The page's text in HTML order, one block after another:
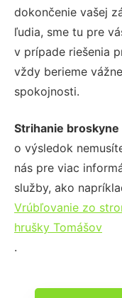
dokončenie vašej
ľudia, sme tu pre
v prípade riešenia
vždy berieme
spokojnosti.
Strihanie
o výsledok
nás pre viac
služby, ako
Vrúbľovanie zo
hrušky Tomášov
.